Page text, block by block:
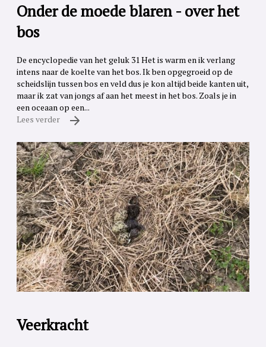
Onder de moede blaren - over het
bos
De encyclopedie van het geluk 31 Het is warm en ik verlang
intens naar de koelte van het bos. Ik ben opgegroeid op de
scheidslijn tussen bos en veld dus je kon altijd beide kanten uit,
maar ik zat van jongs af aan het meest in het bos. Zoals je in
een oceaan op een...
Lees verder
Veerkracht